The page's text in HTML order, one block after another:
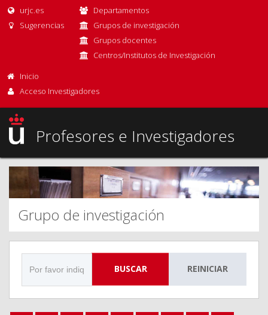
urjc.es
Sugerencias
Departamentos
Grupos de investigación
Grupos docentes
Centros/Institutos de Investigación
Inicio
Acceso Investigadores
Profesores e Investigadores
Grupo de investigación
BUSCAR REINICIAR